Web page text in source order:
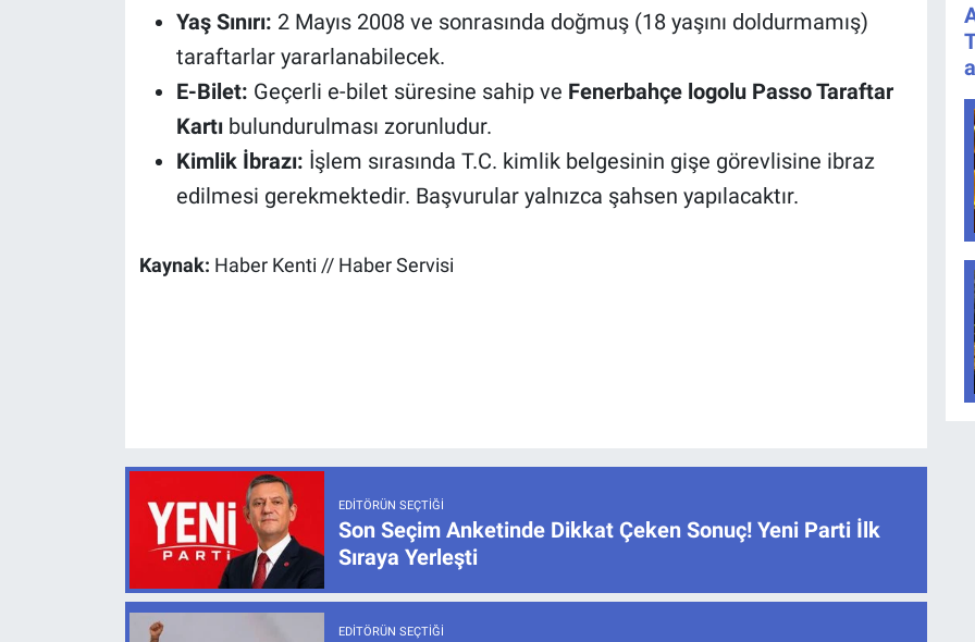
Yaş Sınırı: 2 Mayıs 2008 ve sonrasında doğmuş (18 yaşını doldurmamış)
taraftarlar yararlanabilecek.
E-Bilet: Geçerli e-bilet süresine sahip ve Fenerbahçe logolu Passo Taraftar
Kartıbulundurulması zorunludur.
Kimlik İbrazı: İşlem sırasında T.C. kimlik belgesinin gişe görevlisine ibraz
edilmesi gerekmektedir. Başvurular yalnızca şahsen yapılacaktır.
Kaynak: Haber Kenti // Haber Servisi
EDITÖRÜN SEÇTIĞI
Son Seçim Anketinde Dikkat Çeken Sonuç! Yeni Parti İlk
Sıraya Yerleşti
EDITÖRÜN SEÇTIĞI